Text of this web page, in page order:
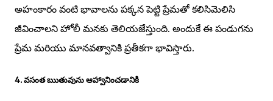
అహంకారం వంటి భావాలను పక్కన పెట్టి ప్రేమతో కలిసిమెలిసి
జీవించాలని హోలీ మనకు తెలియజేస్తుంది. అందుకే ఈ పండుగను
ప్రేమ మరియు మానవత్వానికి ప్రతీకగా భావిస్తారు.
4. వసంత ఋతువును ఆహ్వానించడానికి